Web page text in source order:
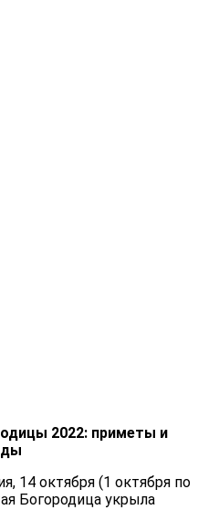
2022: приметы и
14 октября (1 октября по
Богородица укрыла